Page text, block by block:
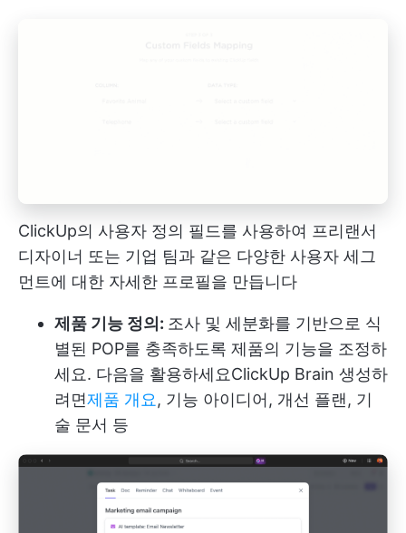
ClickUp의 사용자 정의 필드를 사용하여 프리랜서
디자이너 또는 기업 팀과 같은 다양한 사용자 세그
먼트에 대한 자세한 프로필을 만듭니다
제품 기능 정의: 조사 및 세분화를 기반으로 식
별된 POP를 충족하도록 제품의 기능을 조정하
세요. 다음을 활용하세요ClickUp Brain 생성하
려면제품 개요 , 기능 아이디어, 개선 플랜, 기
술 문서 등